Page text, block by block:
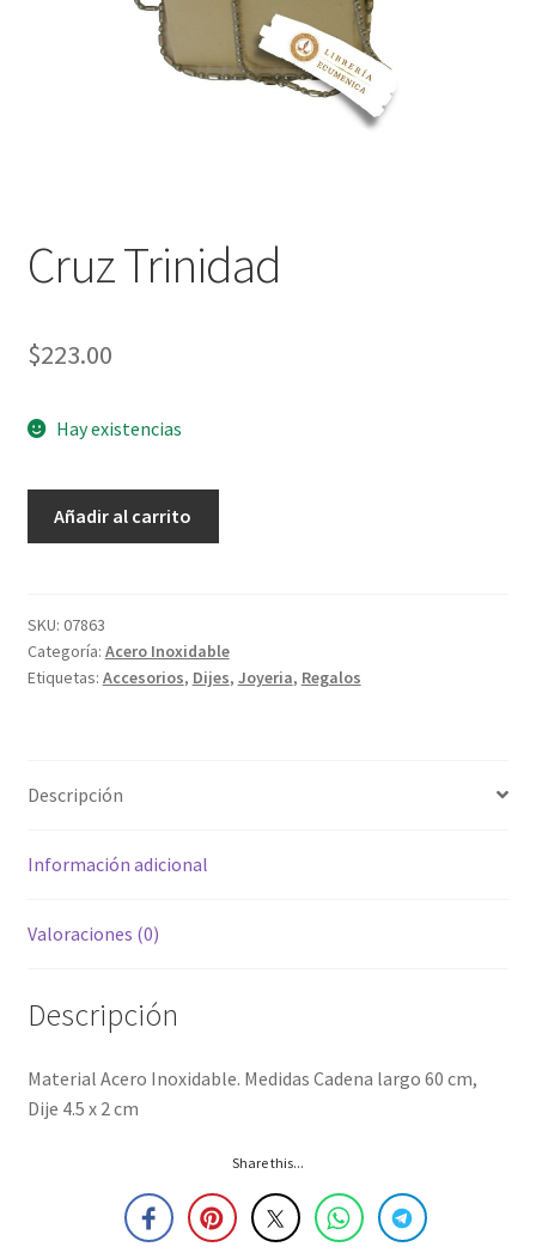
Cruz Trinidad
$223.00
Hay existencias
Añadir al carrito
SKU: 07863
Categoría: Acero Inoxidable
Etiquetas: Accesorios, Dijes, Joyeria, Regalos
Descripción
Información adicional
Valoraciones (0)
Descripción
Material Acero Inoxidable. Medidas Cadena largo 60 cm,
Dije 4.5 x 2 cm
Share this...